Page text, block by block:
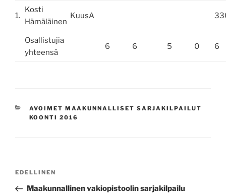
1.
Kosti
Hämäläinen
KuusA
Osallistujia
yhteensä
6 6 5 0 6
KATEGORIAT
AVOIMET MAAKUNNALLISET SARJAKILPAILUT
KOONTI 2016
Edellinen
artikkeli
EDELLINEN
Maakunnallinen vakiopistoolin sarjakilpailu